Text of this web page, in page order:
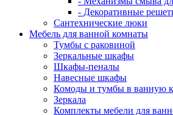
- Декоративные
Сантехнические люки
Мебель для ванной комнаты
Тумбы с раковиной
Зеркальные шкафы
Шкафы-пеналы
Навесные шкафы
Комоды и тумбы в ванную
Зеркала
Комплекты мебели для